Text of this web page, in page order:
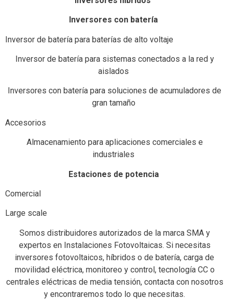
Inversores con batería
Inversor de batería para baterías de alto voltaje
Inversor de batería para sistemas conectados a la red y
aislados
Inversores con batería para soluciones de acumuladores de
gran tamaño
Accesorios
Almacenamiento para aplicaciones comerciales e
industriales
Estaciones de potencia
Comercial
Large scale
Somos distribuidores autorizados de la marca SMA y
expertos en Instalaciones Fotovoltaicas. Si necesitas
inversores fotovoltaicos, híbridos o de batería, carga de
movilidad eléctrica, monitoreo y control, tecnología CC o
centrales eléctricas de media tensión, contacta con nosotros
y encontraremos todo lo que necesitas.